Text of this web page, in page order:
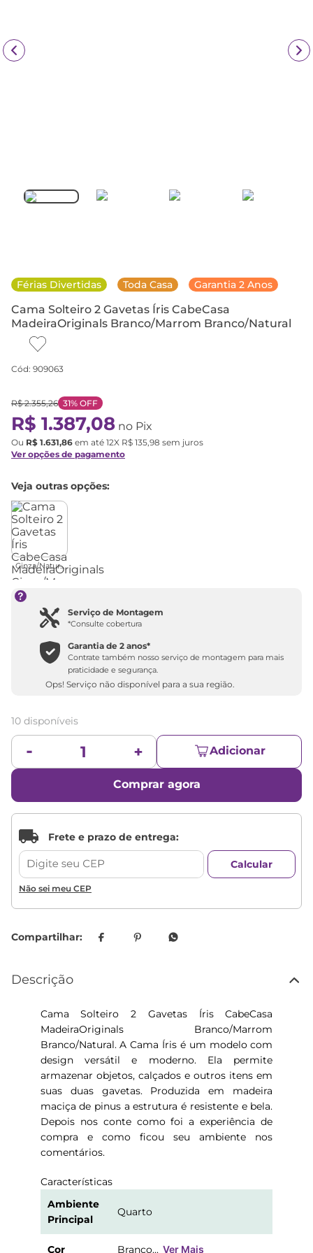
Férias Divertidas Toda Casa Garantia 2 Anos
Cama Solteiro 2 Gavetas Íris CabeCasa
MadeiraOriginals Branco/Marrom Branco/Natural
Cód: 909063
R$ 2.355,26 31% OFF
R$ 1.387,08 no Pix
Ou R$ 1.631,86 em até 12X R$ 135,98 sem juros
Ver opções de pagamento
Veja outras opções:
Cinza/Natur...
Serviço de Montagem
*Consulte cobertura
Garantia de 2 anos*
Contrate também nosso serviço de montagem para mais
praticidade e segurança.
Ops! Serviço não disponível para a sua região.
10 disponíveis
Adicionar
Comprar agora
Não sei meu CEP
Descrição
Cama Solteiro 2 Gavetas Íris CabeCasa
MadeiraOriginals Branco/Marrom
Branco/Natural. A Cama Íris é um modelo com
design versátil e moderno. Ela permite
armazenar objetos, calçados e outros itens em
suas duas gavetas. Produzida em madeira
maciça de pinus a estrutura é resistente e bela.
Depois nos conte como foi a experiência de
compra e como ficou seu ambiente nos
comentários.
Características
Ambiente
Principal
Quarto
Cor Branco... Ver Mais